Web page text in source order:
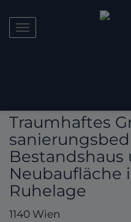
Navigation anzeigen
Traumhaftes
Bestandshaus
Neubaufläche
Ruhelage
1140 Wien